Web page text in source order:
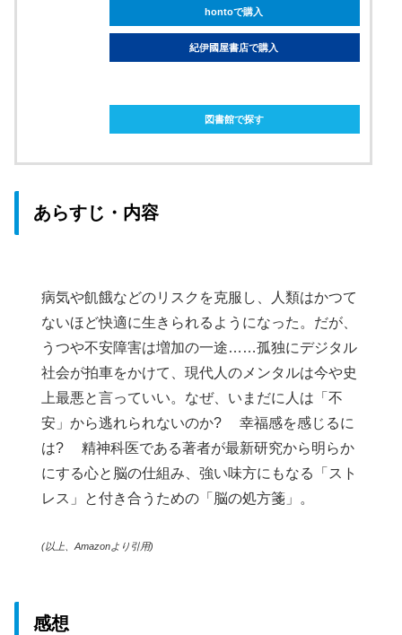
hontoで購入
紀伊國屋書店で購入
図書館で探す
あらすじ・内容
病気や飢餓などのリスクを克服し、人類はかつて
ないほど快適に生きられるようになった。だが、
うつや不安障害は増加の一途……孤独にデジタル
社会が拍車をかけて、現代人のメンタルは今や史
上最悪と言っていい。なぜ、いまだに人は「不
安」から逃れられないのか? 幸福感を感じるに
は? 精神科医である著者が最新研究から明らか
にする心と脳の仕組み、強い味方にもなる「スト
レス」と付き合うための「脳の処方箋」。
(以上、Amazonより引用)
感想